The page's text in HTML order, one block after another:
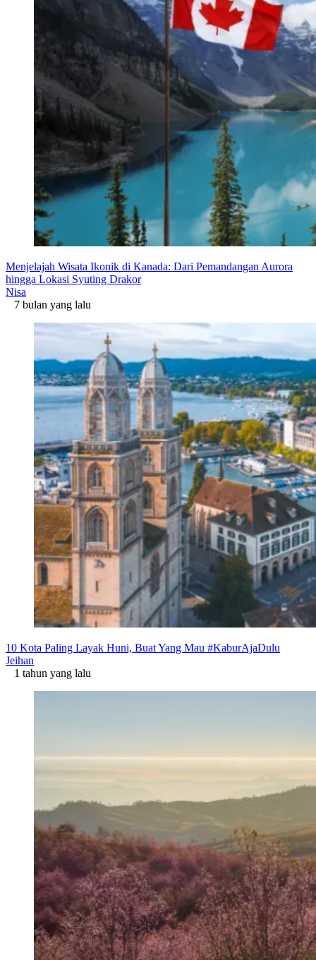
Menjelajah Wisata Ikonik di Kanada: Dari Pemandangan Aurora
hingga Lokasi Syuting Drakor
Nisa
7 bulan yang lalu
10 Kota Paling Layak Huni, Buat Yang Mau #KaburAjaDulu
Jeihan
1 tahun yang lalu